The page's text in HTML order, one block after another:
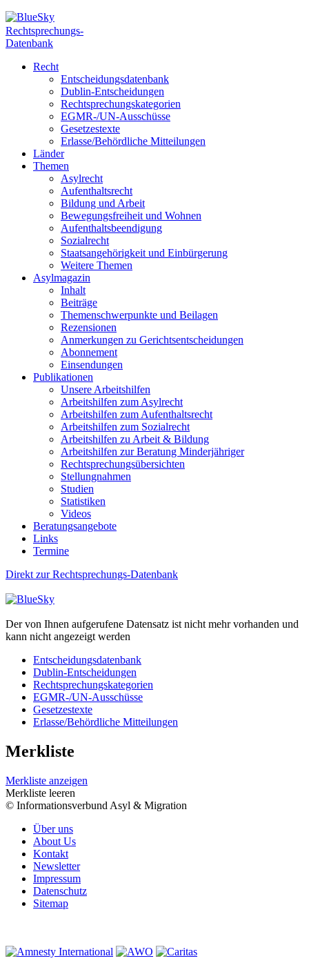
Rechtsprechungs-
Datenbank
Recht
Entscheidungsdatenbank
Dublin-Entscheidungen
Rechtsprechungskategorien
EGMR-/UN-Ausschüsse
Gesetzestexte
Erlasse/Behördliche Mitteilungen
Länder
Themen
Asylrecht
Aufenthaltsrecht
Bildung und Arbeit
Bewegungsfreiheit und Wohnen
Aufenthaltsbeendigung
Sozialrecht
Staatsangehörigkeit und Einbürgerung
Weitere Themen
Asylmagazin
Inhalt
Beiträge
Themenschwerpunkte und Beilagen
Rezensionen
Anmerkungen zu Gerichtsentscheidungen
Abonnement
Einsendungen
Publikationen
Unsere Arbeitshilfen
Arbeitshilfen zum Asylrecht
Arbeitshilfen zum Aufenthaltsrecht
Arbeitshilfen zum Sozialrecht
Arbeitshilfen zu Arbeit & Bildung
Arbeitshilfen zur Beratung Minderjähriger
Rechtsprechungsübersichten
Stellungnahmen
Studien
Statistiken
Videos
Beratungsangebote
Links
Termine
Direkt zur Rechtsprechungs-Datenbank
Der von Ihnen aufgerufene Datensatz ist nicht mehr vorhanden und
kann nicht angezeigt werden
Entscheidungsdatenbank
Dublin-Entscheidungen
Rechtsprechungskategorien
EGMR-/UN-Ausschüsse
Gesetzestexte
Erlasse/Behördliche Mitteilungen
Merkliste
Merkliste anzeigen
Merkliste leeren
© Informationsverbund Asyl & Migration
Über uns
About Us
Kontakt
Newsletter
Impressum
Datenschutz
Sitemap